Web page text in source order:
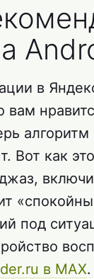
в
вам
Вот как
под
в MAX.